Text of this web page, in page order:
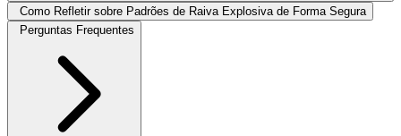
Como Refletir sobre Padrões de Raiva Explosiva de Forma Segura
Perguntas Frequentes